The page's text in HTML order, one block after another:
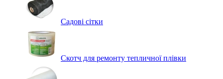
Садові сітки
Скотч для ремонту тепличної плівки